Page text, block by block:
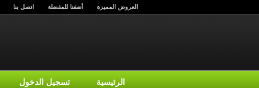
العروض المميزة أضفنا للمفضلة اتصل بنا
الرئيسية تسجيل الدخول